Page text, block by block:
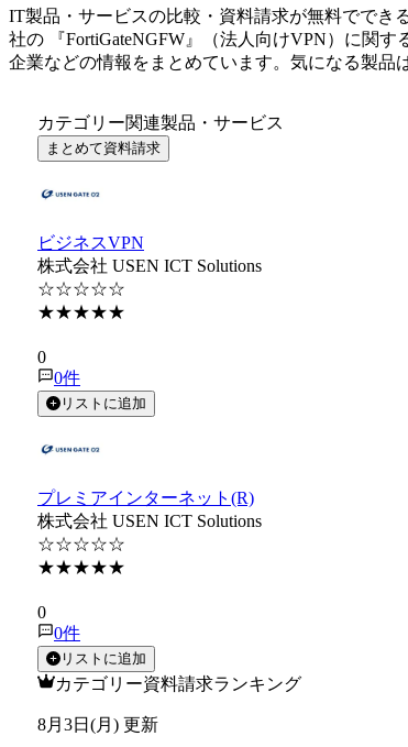
IT製品・サービスの比較・資料請求が無料ででき
社の 『FortiGateNGFW』（法人向けVPN）に関す
企業などの情報をまとめています。気になる製品
カテゴリー関連製品・サービス
まとめて資料請求
ビジネスVPN
株式会社 USEN ICT Solutions
☆☆☆☆☆
★★★★★
0
0件
リストに追加
プレミアインターネット(R)
株式会社 USEN ICT Solutions
☆☆☆☆☆
★★★★★
0
0件
リストに追加
カテゴリー資料請求ランキング
8月3日(月) 更新